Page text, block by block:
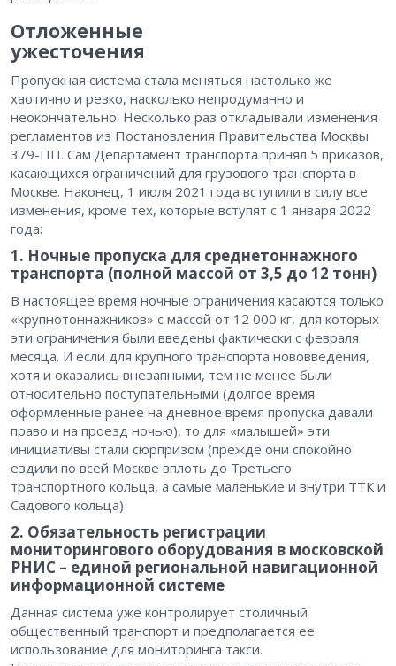
Отложенные
ужесточения
Пропускная система стала меняться настолько же
хаотично и резко, насколько непродуманно и
неокончательно. Несколько раз откладывали изменения
регламентов из Постановления Правительства Москвы
379-ПП. Сам Департамент транспорта принял 5 приказов,
касающихся ограничений для грузового транспорта в
Москве. Наконец, 1 июля 2021 года вступили в силу все
изменения, кроме тех, которые вступят с 1 января 2022
года:
1. Ночные пропуска для среднетоннажного
транспорта (полной массой от 3,5 до 12 тонн)
В настоящее время ночные ограничения касаются только
«крупнотоннажников» с массой от 12 000 кг, для которых
эти ограничения были введены фактически с февраля
месяца. И если для крупного транспорта нововведения,
хотя и оказались внезапными, тем не менее были
относительно поступательными (долгое время
оформленные ранее на дневное время пропуска давали
право и на проезд ночью), то для «малышей» эти
инициативы стали сюрпризом (прежде они спокойно
ездили по всей Москве вплоть до Третьего
транспортного кольца, а самые маленькие и внутри ТТК и
Садового кольца)
2. Обязательность регистрации
мониторингового оборудования в московской
РНИС – единой региональной навигационной
информационной системе
Данная система уже контролирует столичный
общественный транспорт и предполагается ее
использование для мониторинга такси.